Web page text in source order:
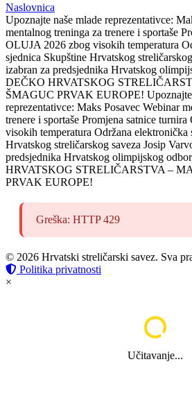
Naslovnica
Upoznajte naše mlade reprezentativce:
mentalnog treninga za trenere i sportaše
OLUJA 2026 zbog visokih temperatura
sjednica Skupštine Hrvatskog
izabran za predsjednika Hrvatskog
DEČKO HRVATSKOG
ŠMAGUC PRVAK EUROPE!
reprezentativce: Maks Posavec Webinar
trenere i sportaše Promjena satnice
visokih temperatura Održana elektronička
Hrvatskog streličarskog saveza Josip
predsjednika Hrvatskog olimpijskog
HRVATSKOG STRELIČARSTVA –
PRVAK EUROPE!
Greška: HTTP 429
© 2026 Hrvatski streličarski savez. Sva
Politika privatnosti
×
Učitavanje...